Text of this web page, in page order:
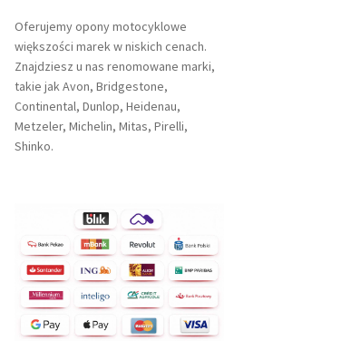
Oferujemy opony motocyklowe
większości marek w niskich cenach.
Znajdziesz u nas renomowane marki,
takie jak Avon, Bridgestone,
Continental, Dunlop, Heidenau,
Metzeler, Michelin, Mitas, Pirelli,
Shinko.